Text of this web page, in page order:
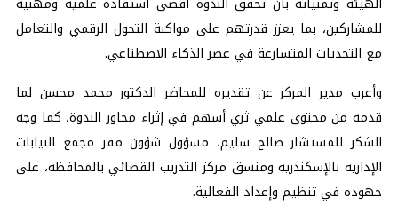
للمشاركين، بما يعزز قدرتهم على مواكبة التحول الرقمي والتعامل
مع التحديات المتسارعة في عصر الذكاء الاصطناعي.
وأعرب مدير المركز عن تقديره للمحاضر الدكتور محمد محسن لما
قدمه من محتوى علمي ثري أسهم في إثراء محاور الندوة، كما وجه
الشكر للمستشار صالح سليم، مسؤول شؤون مقر مجمع النيابات
الإدارية بالإسكندرية ومنسق مركز التدريب القضائي بالمحافظة، على
جهوده في تنظيم وإعداد الفعالية.